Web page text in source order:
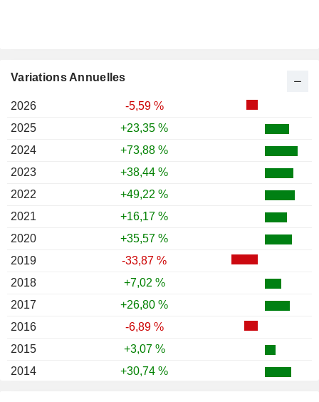
Variations Annuelles
2026
-5,59 %
2025
+23,35 %
2024
+73,88 %
2023
+38,44 %
2022
+49,22 %
2021
+16,17 %
2020
+35,57 %
2019
-33,87 %
2018
+7,02 %
2017
+26,80 %
2016
-6,89 %
2015
+3,07 %
2014
+30,74 %